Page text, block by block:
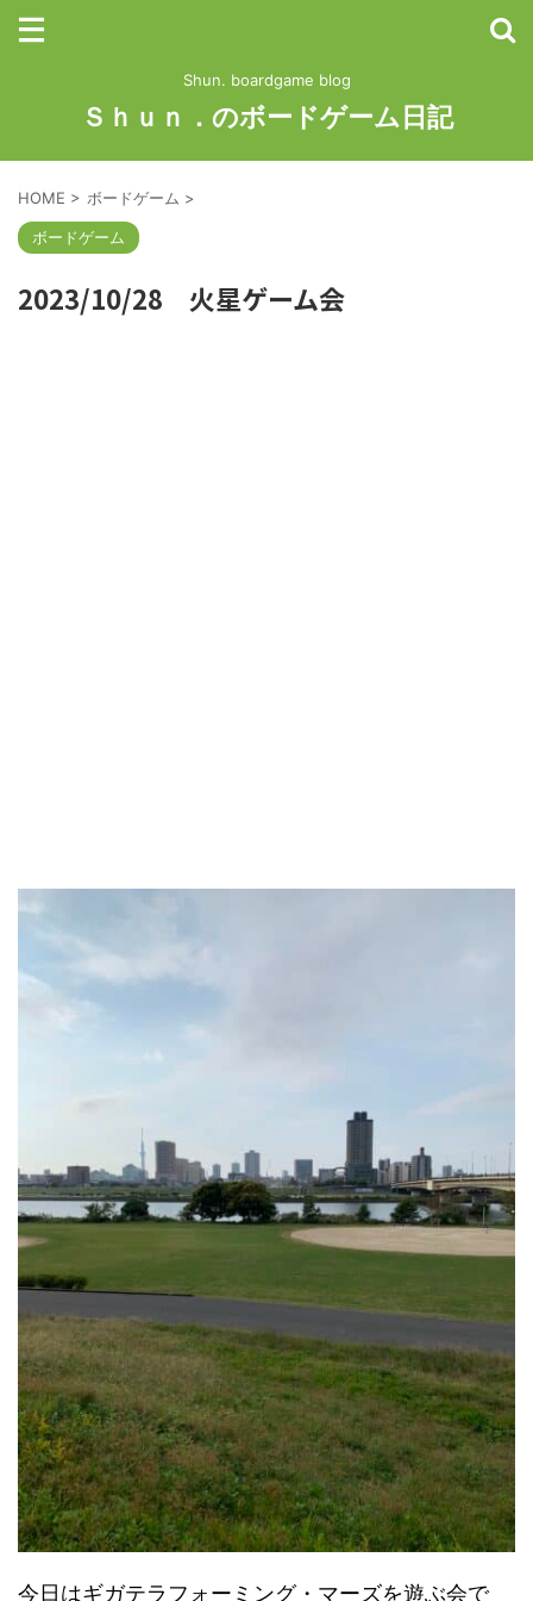
Shun. boardgame blog
Ｓｈｕｎ．のボードゲーム日記
HOME > ボードゲーム >
ボードゲーム
2023/10/28 火星ゲーム会
今日はギガテラフォーミング・マーズを遊ぶ会で